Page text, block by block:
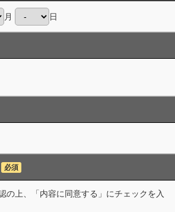
月 日
必須
の上、「内容に同意する」にチェックを入